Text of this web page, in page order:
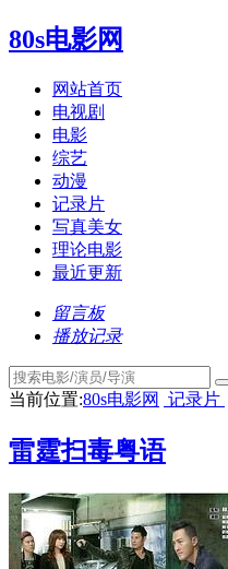
80s电影网
网站首页
电视剧
电影
综艺
动漫
记录片
写真美女
理论电影
最近更新
留言板
播放记录
当前位置:80s电影网 记录片
雷霆扫毒粤语